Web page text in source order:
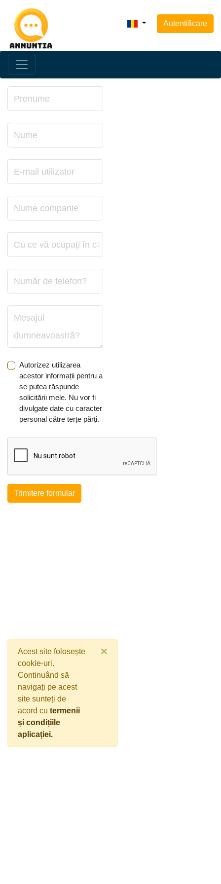
Autentificare
Autorizez utilizarea
acestor informații pentru a
se putea răspunde
solicitării mele. Nu vor fi
divulgate date cu caracter
personal către terțe părți.
Trimitere formular
Acest site folosește
cookie-uri.
Continuând să
navigați pe acest
site sunteți de
acord cu termenii
și condițiile
aplicației.
×